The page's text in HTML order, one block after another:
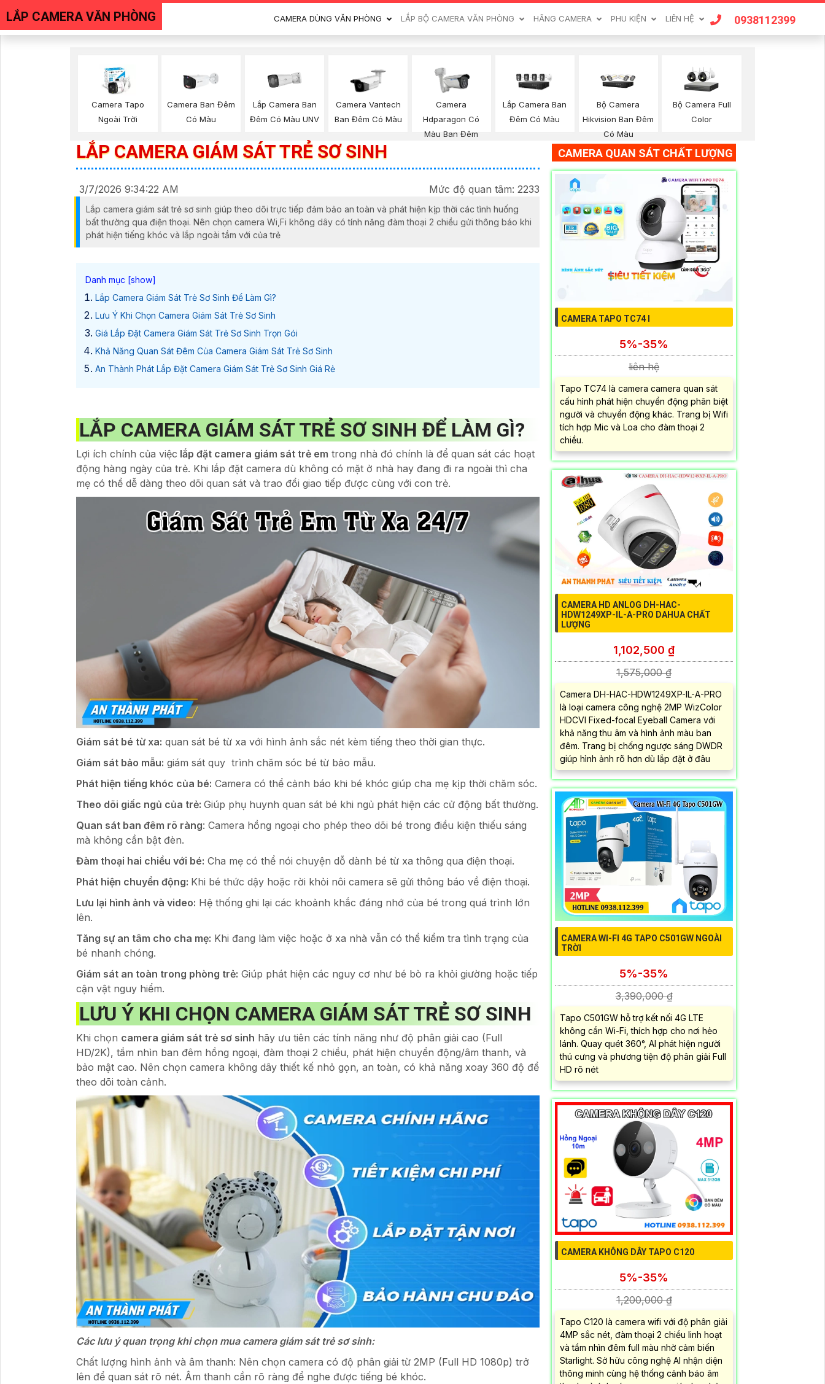
LẮP CAMERA VĂN PHÒNG CAMERA DÙNG VĂN PHÒNG LẮP BỘ CAMERA VĂN PHÒNG HÃNG CAMERA PHU KIỆN LIÊN HỆ 0938112399
Camera Tapo
Ngoài Trời
Camera Ban Đêm
Có Màu
Lắp Camera Ban
Đêm Có Màu UNV
Camera Vantech
Ban Đêm Có Màu
Camera
Hdparagon Có
Màu Ban Đêm
Lắp Camera Ban
Đêm Có Màu
Bộ Camera
Hikvision Ban Đêm
Có Màu
Bộ Camera Full
Color
LẮP CAMERA GIÁM SÁT TRẺ SƠ SINH
3/7/2026 9:34:22 AM Mức độ quan tâm: 2233
Lắp camera giám sát trẻ sơ sinh giúp theo dõi trực tiếp đảm bảo an toàn và phát hiện kịp thời các tình huống
bất thường qua điện thoại. Nên chọn camera Wi,Fi không dây có tính năng đàm thoại 2 chiều gửi thông báo khi
phát hiện tiếng khóc và lắp ngoài tầm với của trẻ
Lắp Camera Giám Sát Trẻ Sơ Sinh Để Làm Gì?
Lưu Ý Khi Chọn Camera Giám Sát Trẻ Sơ Sinh
Giá Lắp Đặt Camera Giám Sát Trẻ Sơ Sinh Trọn Gói
Khả Năng Quan Sát Đêm Của Camera Giám Sát Trẻ Sơ Sinh
An Thành Phát Lắp Đặt Camera Giám Sát Trẻ Sơ Sinh Giá Rẻ
LẮP CAMERA GIÁM SÁT TRẺ SƠ SINH ĐỂ LÀM GÌ?
Lợi ích chính của việc lắp đặt camera giám sát trẻ em trong nhà đó chính là để quan sát các hoạt
động hàng ngày của trẻ. Khi lắp đặt camera dù không có mặt ở nhà hay đang đi ra ngoài thì cha
mẹ có thể dễ dàng theo dõi quan sát và trao đổi giao tiếp được cùng với con trẻ.
Giám sát bé từ xa: quan sát bé từ xa với hình ảnh sắc nét kèm tiếng theo thời gian thực.
Giám sát bảo mẫu: giám sát quy trình chăm sóc bé từ bảo mẫu.
Phát hiện tiếng khóc của bé: Camera có thể cảnh báo khi bé khóc giúp cha mẹ kịp thời chăm sóc.
Theo dõi giấc ngủ của trẻ: Giúp phụ huynh quan sát bé khi ngủ phát hiện các cử động bất thường.
Quan sát ban đêm rõ ràng: Camera hồng ngoại cho phép theo dõi bé trong điều kiện thiếu sáng
mà không cần bật đèn.
Đàm thoại hai chiều với bé: Cha mẹ có thể nói chuyện dỗ dành bé từ xa thông qua điện thoại.
Phát hiện chuyển động: Khi bé thức dậy hoặc rời khỏi nôi camera sẽ gửi thông báo về điện thoại.
Lưu lại hình ảnh và video: Hệ thống ghi lại các khoảnh khắc đáng nhớ của bé trong quá trình lớn
lên.
Tăng sự an tâm cho cha mẹ: Khi đang làm việc hoặc ở xa nhà vẫn có thể kiểm tra tình trạng của
bé nhanh chóng.
Giám sát an toàn trong phòng trẻ: Giúp phát hiện các nguy cơ như bé bò ra khỏi giường hoặc tiếp
cận vật nguy hiểm.
LƯU Ý KHI CHỌN CAMERA GIÁM SÁT TRẺ SƠ SINH
Khi chọn camera giám sát trẻ sơ sinh hãy ưu tiên các tính năng như độ phân giải cao (Full
HD/2K), tầm nhìn ban đêm hồng ngoại, đàm thoại 2 chiều, phát hiện chuyển động/âm thanh, và
bảo mật cao. Nên chọn camera không dây thiết kế nhỏ gọn, an toàn, có khả năng xoay 360 độ để
theo dõi toàn cảnh.
Các lưu ý quan trọng khi chọn mua camera giám sát trẻ sơ sinh:
Chất lượng hình ảnh và âm thanh: Nên chọn camera có độ phân giải từ 2MP (Full HD 1080p) trở
lên để quan sát rõ nét. Âm thanh cần rõ ràng để nghe được tiếng bé khóc.
CAMERA QUAN SÁT CHẤT LƯỢNG
CAMERA TAPO TC74 I
5%-35%
liên hệ
Tapo TC74 là camera camera quan sát
cấu hình phát hiện chuyển động phân biệt
người và chuyển động khác. Trang bị Wifi
tích hợp Mic và Loa cho đàm thoại 2
chiều.
CAMERA HD ANLOG DH-HAC-
HDW1249XP-IL-A-PRO DAHUA CHẤT
LƯỢNG
1,102,500 ₫
1,575,000 ₫
Camera DH-HAC-HDW1249XP-IL-A-PRO
là loại camera công nghệ 2MP WizColor
HDCVI Fixed-focal Eyeball Camera với
khả năng thu âm và hình ảnh màu ban
đêm. Trang bị chống ngược sáng DWDR
giúp hình ảnh rõ hơn dù lắp đặt ở đâu
CAMERA WI-FI 4G TAPO C501GW NGOÀI
TRỜI
5%-35%
3,390,000 ₫
Tapo C501GW hỗ trợ kết nối 4G LTE
không cần Wi-Fi, thích hợp cho nơi hẻo
lánh. Quay quét 360°, AI phát hiện người
thú cưng và phương tiện độ phân giải Full
HD rõ nét
CAMERA KHÔNG DÂY TAPO C120
5%-35%
1,200,000 ₫
Tapo C120 là camera wifi với độ phân giải
4MP sắc nét, đàm thoại 2 chiều linh hoạt
và tầm nhìn đêm full màu nhờ cảm biến
Starlight. Sở hữu công nghệ AI nhận diện
thông minh cùng hệ thống cảnh báo âm